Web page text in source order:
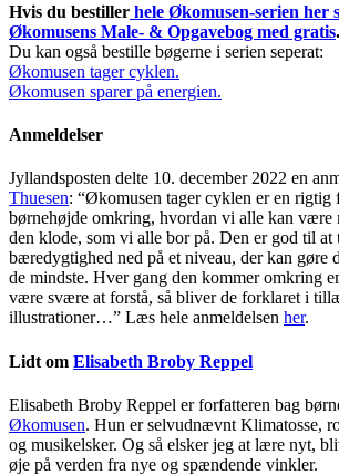
Hvis du bestiller hele Økomusen-serien her
Økomusens Male- & Opgavebog med gratis.
Du kan også bestille bøgerne i serien seperat:
Økomusen tager cyklen.
Økomusen sparer på energien.
Anmeldelser
Jyllandsposten delte 10. december 2022 en
Thuesen: “Økomusen tager cyklen er en
børnehøjde omkring, hvordan vi alle kan være
den klode, som vi alle bor på. Den er god til
bæredygtighed ned på et niveau, der kan gøre
de mindste. Hver gang den kommer omkring
være svære at forstå, så bliver de forklaret i
illustrationer…” Læs hele anmeldelsen her.
Lidt om Elisabeth Broby Reppel
Elisabeth Broby Reppel er forfatteren bag
Økomusen. Hun er selvudnævnt Klimatosse,
og musikelsker. Og så elsker jeg at lære nyt,
øje på verden fra nye og spændende vinkler.